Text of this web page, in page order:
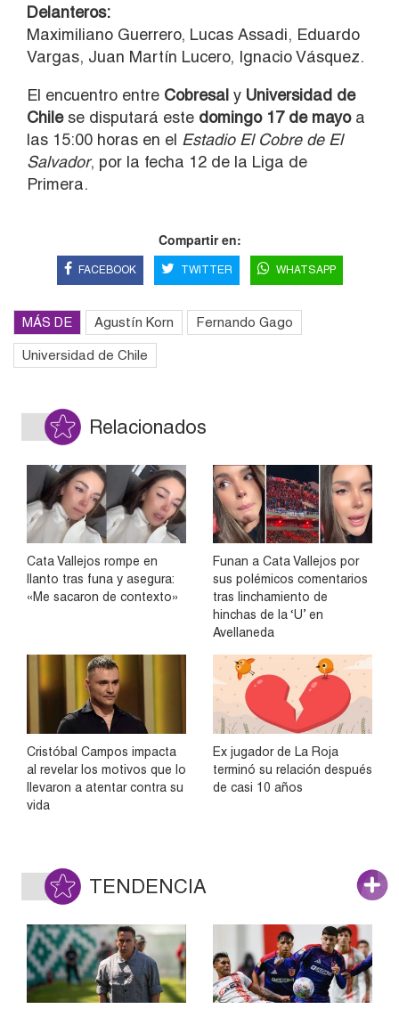
Delanteros:
Maximiliano Guerrero, Lucas Assadi, Eduardo
Vargas, Juan Martín Lucero, Ignacio Vásquez.
El encuentro entre Cobresal y Universidad de
Chilese disputará este domingo 17 de mayoa
las 15:00 horas en el Estadio El Cobre de El
Salvador, por la fecha 12 de la Liga de
Primera.
Compartir en:
FACEBOOK TWITTER WHATSAPP
MÁS DE Agustín Korn Fernando Gago
Universidad de Chile
Relacionados
Cata Vallejos rompe en
llanto tras funa y asegura:
«Me sacaron de contexto»
Funan a Cata Vallejos por
sus polémicos comentarios
tras linchamiento de
hinchas de la ‘U’ en
Avellaneda
Cristóbal Campos impacta
al revelar los motivos que lo
llevaron a atentar contra su
vida
Ex jugador de La Roja
terminó su relación después
de casi 10 años
TENDENCIA